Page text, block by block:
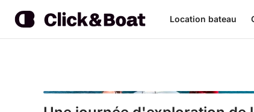
Location bateau